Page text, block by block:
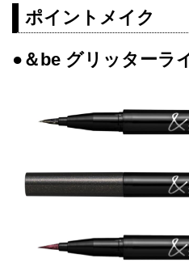
ポイントメイク
●＆be グリッターラ